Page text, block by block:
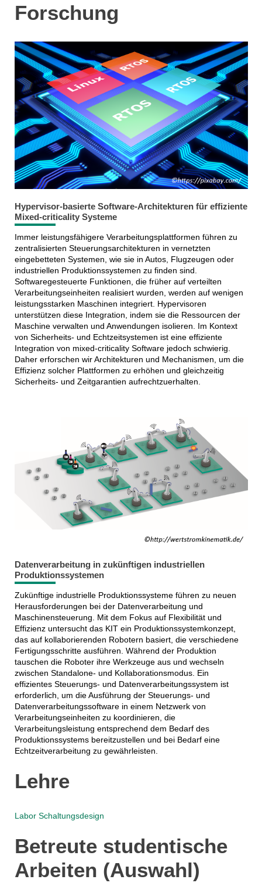
Forschung
Hypervisor-basierte Software-Architekturen für effiziente
Mixed-criticality Systeme
Immer leistungsfähigere Verarbeitungsplattformen führen zu
zentralisierten Steuerungsarchitekturen in vernetzten
eingebetteten Systemen, wie sie in Autos, Flugzeugen oder
industriellen Produktionssystemen zu finden sind.
Softwaregesteuerte Funktionen, die früher auf verteilten
Verarbeitungseinheiten realisiert wurden, werden auf wenigen
leistungsstarken Maschinen integriert. Hypervisoren
unterstützen diese Integration, indem sie die Ressourcen der
Maschine verwalten und Anwendungen isolieren. Im Kontext
von Sicherheits- und Echtzeitsystemen ist eine effiziente
Integration von mixed-criticality Software jedoch schwierig.
Daher erforschen wir Architekturen und Mechanismen, um die
Effizienz solcher Plattformen zu erhöhen und gleichzeitig
Sicherheits- und Zeitgarantien aufrechtzuerhalten.
Datenverarbeitung in zukünftigen industriellen
Produktionssystemen
Zukünftige industrielle Produktionssysteme führen zu neuen
Herausforderungen bei der Datenverarbeitung und
Maschinensteuerung. Mit dem Fokus auf Flexibilität und
Effizienz untersucht das KIT ein Produktionssystemkonzept,
das auf kollaborierenden Robotern basiert, die verschiedene
Fertigungsschritte ausführen. Während der Produktion
tauschen die Roboter ihre Werkzeuge aus und wechseln
zwischen Standalone- und Kollaborationsmodus. Ein
effizientes Steuerungs- und Datenverarbeitungssystem ist
erforderlich, um die Ausführung der Steuerungs- und
Datenverarbeitungssoftware in einem Netzwerk von
Verarbeitungseinheiten zu koordinieren, die
Verarbeitungsleistung entsprechend dem Bedarf des
Produktionssystems bereitzustellen und bei Bedarf eine
Echtzeitverarbeitung zu gewährleisten.
Lehre
Labor Schaltungsdesign
Betreute studentische
Arbeiten (Auswahl)